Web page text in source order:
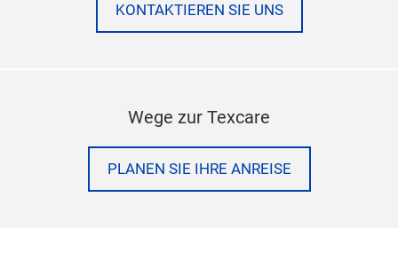
KONTAKTIEREN SIE UNS
Wege zur Texcare
PLANEN SIE IHRE ANREISE